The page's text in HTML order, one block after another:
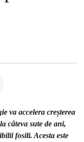
va accelera creșterea
câteva sute de ani,
fosili. Acesta este